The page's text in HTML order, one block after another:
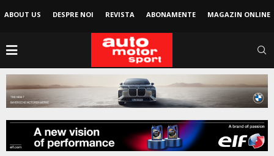
ABOUT US DESPRE NOI REVISTA ABONAMENTE MAGAZIN ONLINE